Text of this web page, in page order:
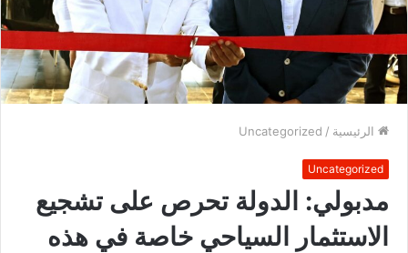
الرئيسية /
Uncategorized
Uncategorized
مدبولي: الدولة تحرص على تشجيع
الاستثمار السياحي خاصة في هذه